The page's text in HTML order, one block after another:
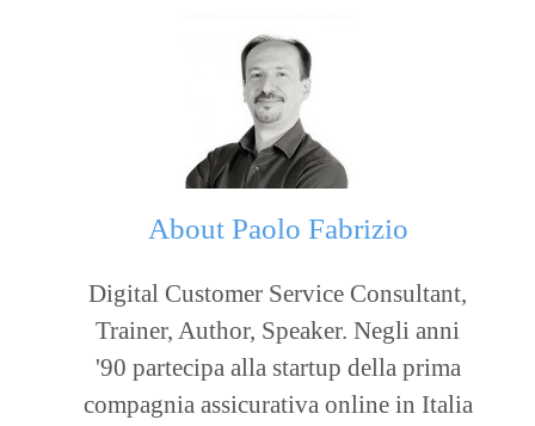
About Paolo Fabrizio
Digital Customer Service Consultant,
Trainer, Author, Speaker. Negli anni
'90 partecipa alla startup della prima
compagnia assicurativa online in Italia